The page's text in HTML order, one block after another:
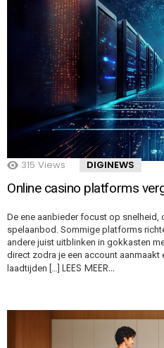
315 Views DIGINEWS
Online casino platforms
De ene aanbieder focust op snelheid,
spelaanbod. Sommige platforms
andere juist uitblinken in gokkasten
direct zodra je een account aanmaakt
laadtijden […] LEES MEER…